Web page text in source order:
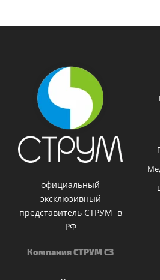
официальный
эксклюзивный
представитель СТРУМ в
РФ
Компания СТРУМ СЗ